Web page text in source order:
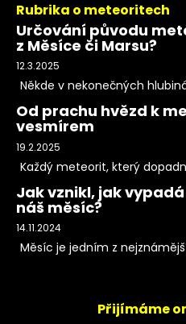
Rubrika o meteoritech
Určování původu
z Měsíce či Marsu?
12.3.2025
Někde v nekonečných
Od prachu hvězd k
vesmírem
19.2.2025
Každý meteorit, který
Jak vznikl, jak
náš měsíc?
14.11.2024
Měsíc je jedním z
Přijímáme